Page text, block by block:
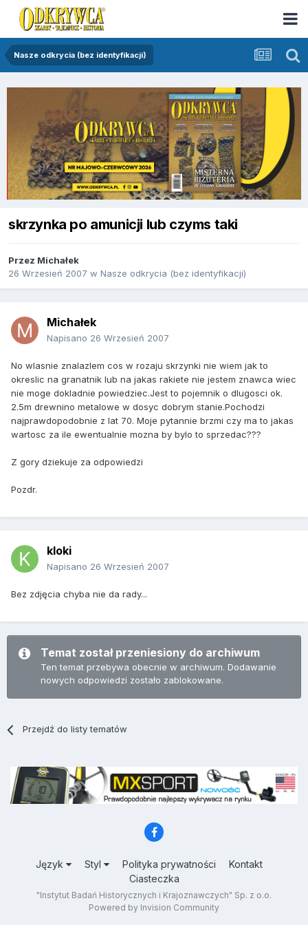
Nasze odkrycia (bez identyfikacji)
skrzynka po amunicji lub czyms taki
Przez Michałek
26 Wrzesień 2007 w Nasze odkrycia (bez identyfikacji)
Michałek
Napisano 26 Wrzesień 2007
No wlasnie znalazlem cos w rozaju skrzynki nie wiem jak to
okreslic na granatnik lub na jakas rakiete nie jestem znawca wiec
nie moge dokladnie powiedziec.Jest to pojemnik o dlugosci ok.
2.5m drewnino metalowe w dosyc dobrym stanie.Pochodzi
najprawdopodobnie z lat 70. Moje pytannie brzmi czy ma to jakas
wartosc za ile ewentualnie mozna by bylo to sprzedac???
Z gory dziekuje za odpowiedzi
Pozdr.
kloki
Napisano 26 Wrzesień 2007
Bez zdjęcia chyba nie da rady...
Temat został przeniesiony do archiwum
Ten temat przebywa obecnie w archiwum. Dodawanie
nowych odpowiedzi zostało zablokowane.
Przejdź do listy tematów
Język Styl Polityka prywatności
Kontakt
Ciasteczka
"Instytut Badań Historycznych i Krajoznawczych" Sp. z o.o.
Powered by Invision Community